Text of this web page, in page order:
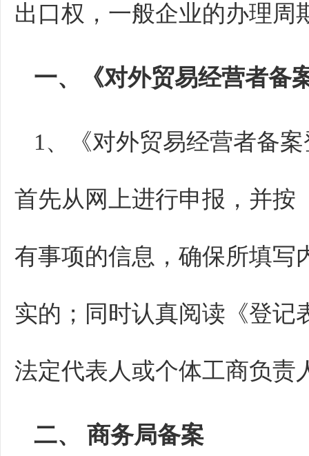
出口权，一般企业的办理周
一、 《对外贸易经营者备
1、《对外贸易经营者备
首先从网上进行申报，并按
有事项的信息，确保所填写
实的；同时认真阅读《登记
法定代表人或个体工商负责
二、 商务局备案